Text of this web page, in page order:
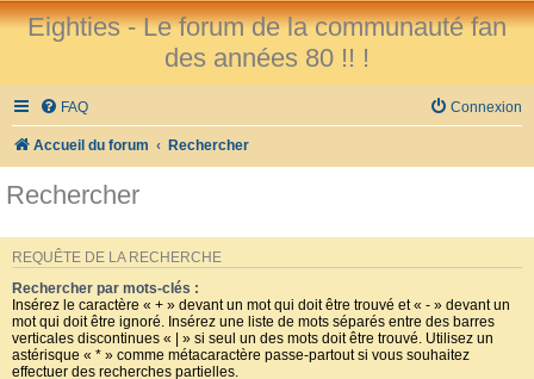
Eighties - Le forum de la communauté fan
des années 80 !! !
FAQ Connexion
Accueil du forum Rechercher
Rechercher
REQUÊTE DE LA RECHERCHE
Rechercher par mots-clés :
Insérez le caractère « + » devant un mot qui doit être trouvé et « - » devant un
mot qui doit être ignoré. Insérez une liste de mots séparés entre des barres
verticales discontinues « | » si seul un des mots doit être trouvé. Utilisez un
astérisque « * » comme métacaractère passe-partout si vous souhaitez
effectuer des recherches partielles.